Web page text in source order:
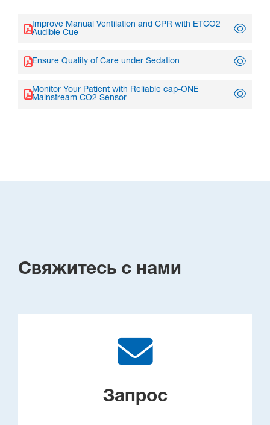
Improve Manual Ventilation and CPR with ETCO2
Audible Cue
Ensure Quality of Care under Sedation
Monitor Your Patient with Reliable cap-ONE
Mainstream CO2 Sensor
Свяжитесь с нами
Запрос